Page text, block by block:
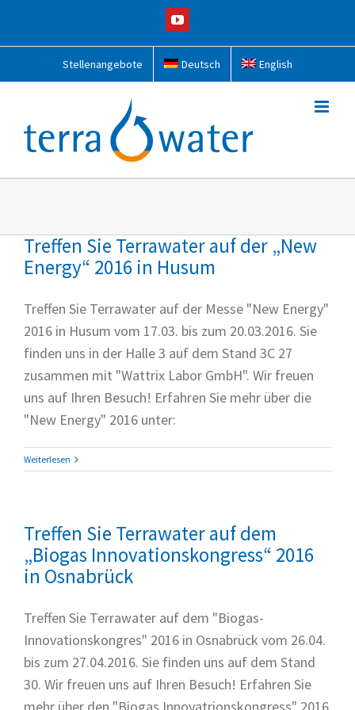
YouTube
Stellenangebote Deutsch English
Treffen Sie Terrawater auf der „New
Energy“ 2016 in Husum
Treffen Sie Terrawater auf der Messe "New Energy"
2016 in Husum vom 17.03. bis zum 20.03.2016. Sie
finden uns in der Halle 3 auf dem Stand 3C 27
zusammen mit "Wattrix Labor GmbH". Wir freuen
uns auf Ihren Besuch! Erfahren Sie mehr über die
"New Energy" 2016 unter:
Weiterlesen
Treffen Sie Terrawater auf dem
„Biogas Innovationskongress“ 2016
in Osnabrück
Treffen Sie Terrawater auf dem "Biogas-
Innovationskongres" 2016 in Osnabrück vom 26.04.
bis zum 27.04.2016. Sie finden uns auf dem Stand
30. Wir freuen uns auf Ihren Besuch! Erfahren Sie